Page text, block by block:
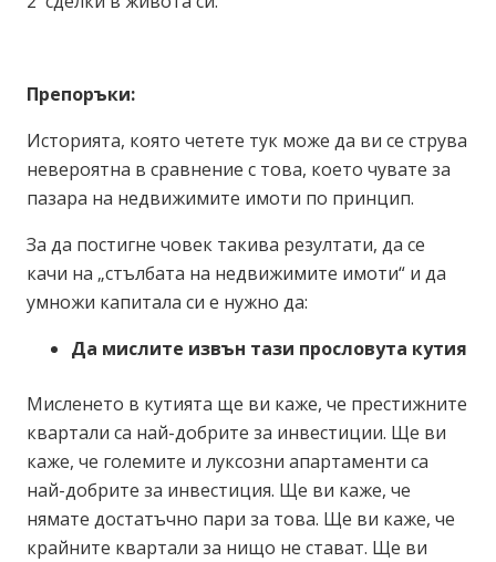
Препоръки:
Историята, която четете тук може да ви се струва
невероятна в сравнение с това, което чувате за
пазара на недвижимите имоти по принцип.
За да постигне човек такива резултати, да се
качи на „стълбата на недвижимите имоти“ и да
умножи капитала си е нужно да:
Да мислите извън тази прословута кутия
Мисленето в кутията ще ви каже, че престижните
квартали са най-добрите за инвестиции. Ще ви
каже, че големите и луксозни апартаменти са
най-добрите за инвестиция. Ще ви каже, че
нямате достатъчно пари за това. Ще ви каже, че
крайните квартали за нищо не стават. Ще ви